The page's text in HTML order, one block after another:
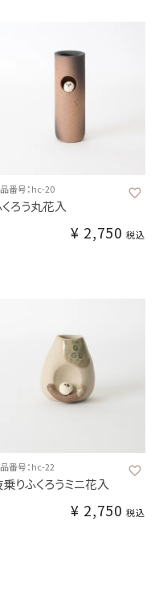
番号：hc-20
ろう丸花入
¥ 2,750 税込
番号：hc-22
りふくろうミニ花入
¥ 2,750 税込